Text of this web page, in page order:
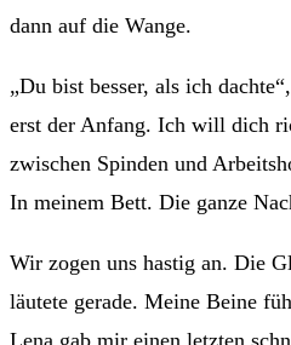
dann auf die Wange.
„Du bist besser, als ich
erst der Anfang. Ich will dich
zwischen Spinden und
In meinem Bett. Die ganze
Wir zogen uns hastig an. Die
läutete gerade. Meine Beine
Lena gab mir einen letzten